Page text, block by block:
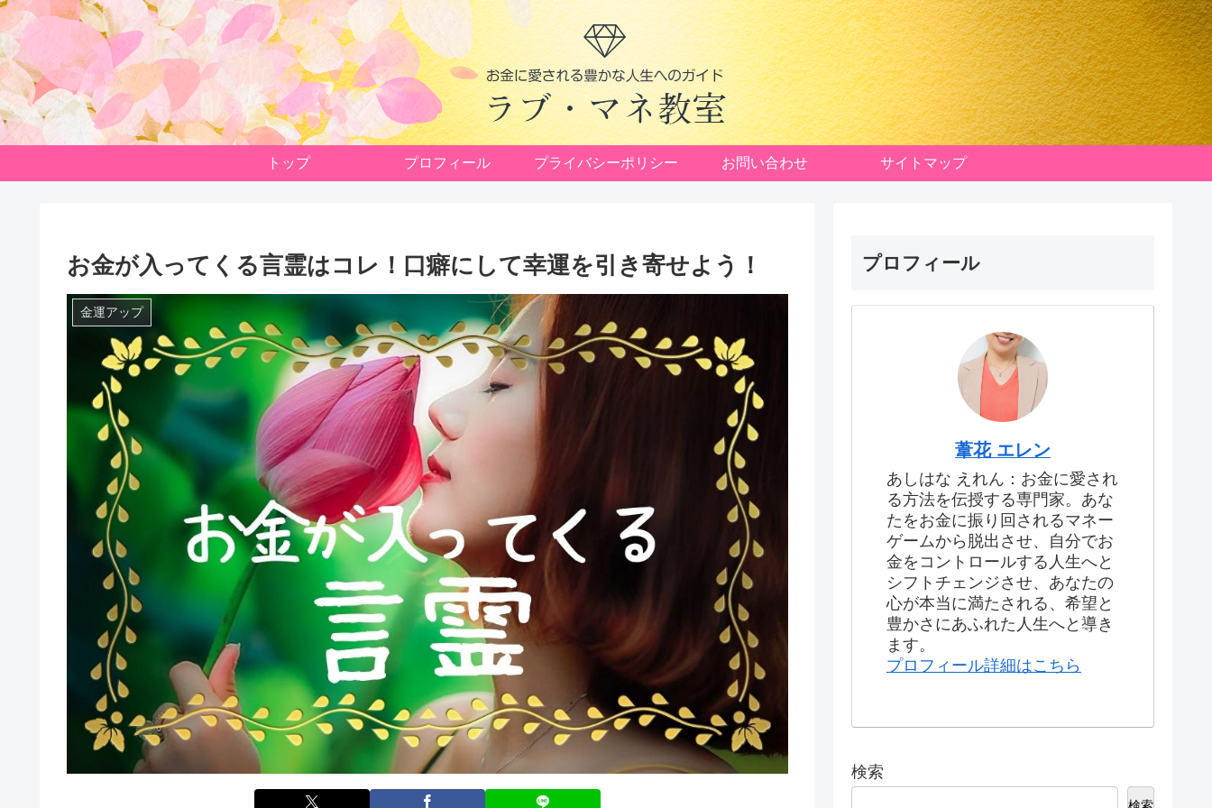
トップ プロフィール プライバシーポリシー お問い合わせ サイトマップ
お金が入ってくる言霊はコレ！口癖にして幸運を引き寄せよう！
金運アップ
プロフィール
葦花 エレン
あしはな えれん：お金に愛され
る方法を伝授する専門家。あな
たをお金に振り回されるマネー
ゲームから脱出させ、自分でお
金をコントロールする人生へと
シフトチェンジさせ、あなたの
心が本当に満たされる、希望と
豊かさにあふれた人生へと導き
ます。
プロフィール詳細はこちら
検索